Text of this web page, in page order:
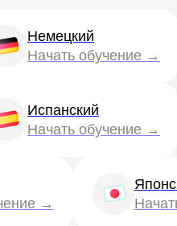
Немецкий
Начать обучение →
Испанский
Начать обучение →
→